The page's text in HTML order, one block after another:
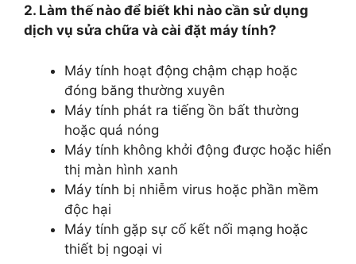
2. Làm thế nào để biết khi nào cần sử dụng
dịch vụ sửa chữa và cài đặt máy tính?
Máy tính hoạt động chậm chạp hoặc
đóng băng thường xuyên
Máy tính phát ra tiếng ồn bất thường
hoặc quá nóng
Máy tính không khởi động được hoặc hiển
thị màn hình xanh
Máy tính bị nhiễm virus hoặc phần mềm
độc hại
Máy tính gặp sự cố kết nối mạng hoặc
thiết bị ngoại vi